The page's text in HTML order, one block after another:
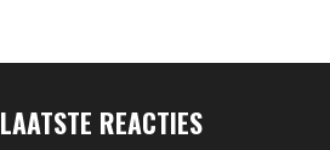
LAATSTE REACTIES